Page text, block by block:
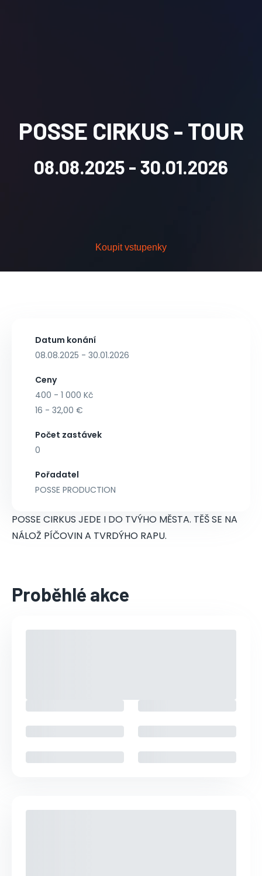
POSSE CIRKUS - TOUR
08.08.2025 - 30.01.2026
Koupit vstupenky
Datum konání
08.08.2025 - 30.01.2026
Ceny
400 - 1 000 Kč
16 - 32,00 €
Počet zastávek
0
Pořadatel
POSSE PRODUCTION
POSSE CIRKUS JEDE I DO TVÝHO MĚSTA. TĚŠ SE NA
NÁLOŽ PÍČOVIN A TVRDÝHO RAPU.
Proběhlé akce